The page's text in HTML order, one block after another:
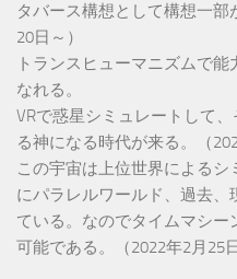
タバース構想として構想一
20日～）
トランスヒューマニズムで
なれる。
VRで惑星シミュレートして
る神になる時代が来る。（
この宇宙は上位世界による
にパラレルワールド、過去
ている。なのでタイムマシー
可能である。（2022年2月25